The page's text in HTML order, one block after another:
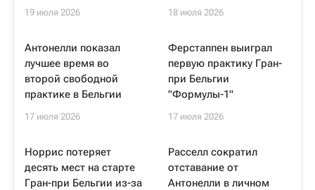
19 июля 2026 18 июля 2026
Антонелли показал
лучшее время во
второй свободной
практике в Бельгии
17 июля 2026
Ферстаппен выиграл
первую практику Гран-
при Бельгии
"Формулы-1"
17 июля 2026
Норрис потеряет
десять мест на старте
Гран-при Бельгии из-за
Расселл сократил
отставание от
Антонелли в личном